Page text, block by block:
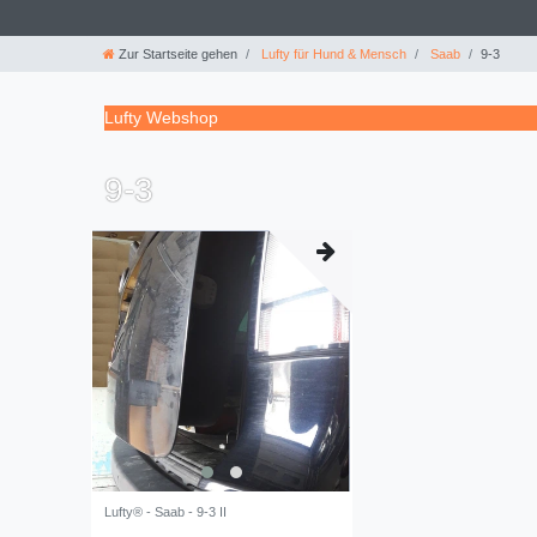
Zur Startseite gehen Lufty für Hund & Mensch Saab 9-3
Lufty Webshop
9-3
Lufty® - Saab - 9-3 II